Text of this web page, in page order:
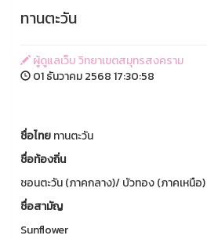
ทานตะวัน
ผู้ดูแลเว็บ วิทยาเขตสมุทรสงคราม
01 ธันวาคม 2568 17:30:58
ชื่อไทยทานตะวัน
ชื่อท้องถิ่น
ชอนตะวัน (ภาคกลาง)/ บัวทอง (ภาคเหนือ)
ชื่อสามัญ
Sunflower